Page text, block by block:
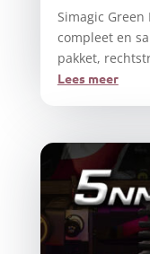
Simagic Green
compleet en
pakket,
Lees meer